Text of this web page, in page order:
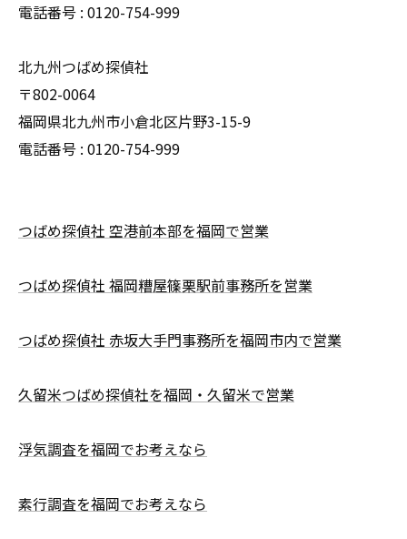
電話番号 : 0120-754-999
北九州つばめ探偵社
〒802-0064
福岡県北九州市小倉北区片野3-15-9
電話番号 : 0120-754-999
つばめ探偵社 空港前本部を福岡で営業
つばめ探偵社 福岡糟屋篠栗駅前事務所を営業
つばめ探偵社 赤坂大手門事務所を福岡市内で営業
久留米つばめ探偵社を福岡・久留米で営業
浮気調査を福岡でお考えなら
素行調査を福岡でお考えなら